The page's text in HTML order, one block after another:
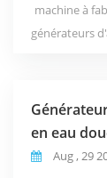
principes
machine à
générateurs
en eau
Aug , 29